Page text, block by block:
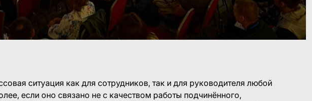
ситуация как для сотрудников, так и для руководителя любой
если оно связано не с качеством работы подчинённого,